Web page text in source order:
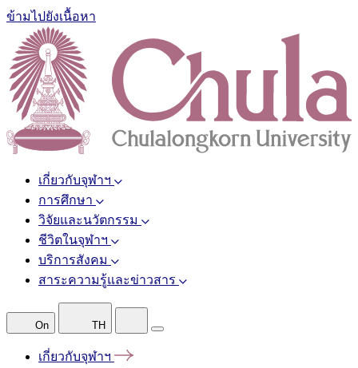
ข้ามไปยังเนื้อหา
เกี่ยวกับจุฬาฯ
การศึกษา
วิจัยและนวัตกรรม
ชีวิตในจุฬาฯ
บริการสังคม
สาระความรู้และข่าวสาร
On TH
เกี่ยวกับจุฬาฯ